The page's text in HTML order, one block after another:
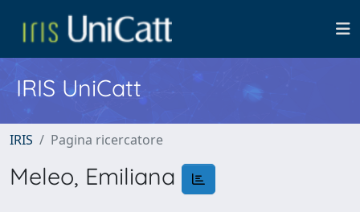
IRIS UniCatt
IRIS Pagina ricercatore
Meleo, Emiliana